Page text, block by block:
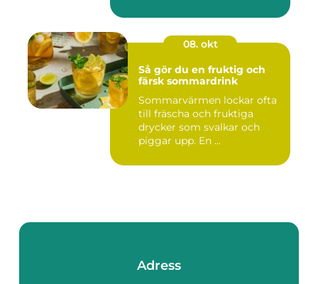
08. okt
Så gör du en fruktig och
färsk sommardrink
Sommarvärmen lockar ofta
till fräscha och fruktiga
drycker som svalkar och
piggar upp. En ...
Adress